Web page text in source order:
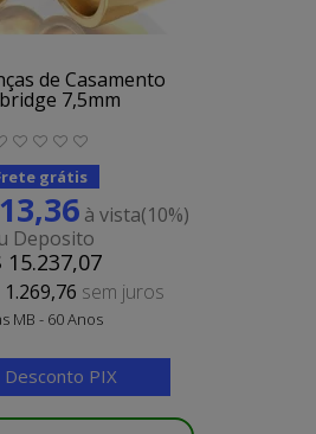
de Casamento
7,5mm
grátis
à vista(10%)
Deposito
15.237,07
1.269,76 sem juros
MB - 60 Anos
Desconto PIX